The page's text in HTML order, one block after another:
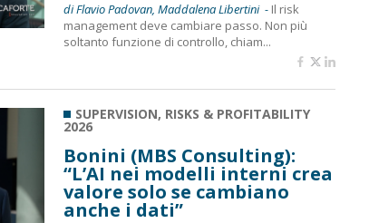
di Flavio Padovan, Maddalena Libertini - Il risk
management deve cambiare passo. Non più
soltanto funzione di controllo, chiam...
SUPERVISION, RISKS & PROFITABILITY
2026
Bonini (MBS Consulting):
“L’AI nei modelli interni crea
valore solo se cambiano
anche i dati”